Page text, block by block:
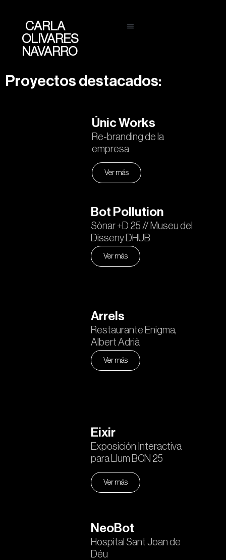
CARLA
OLIVARES
NAVARRO
Proyectos destacados:
Únic Works
Re-branding de la
empresa
Ver más
Bot Pollution
Sònar +D 25 // Museu del
Disseny DHUB
Ver más
Arrels
Restaurante Enigma,
Albert Adrià
Ver más
Eixir
Exposición Interactiva
para Llum BCN 25
Ver más
NeoBot
Hospital Sant Joan de
Déu